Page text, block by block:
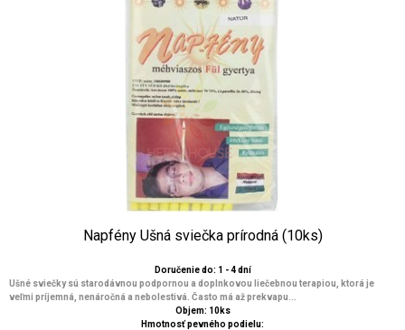
Napfény Ušná sviečka prírodná (10ks)
Doručenie do: 1 - 4 dní
Ušné sviečky sú starodávnou podpornou a doplnkovou liečebnou terapiou, ktorá je
veľmi príjemná, nenáročná a nebolestivá. Často má až prekvapu...
Objem: 10ks
Hmotnosť pevného podielu: